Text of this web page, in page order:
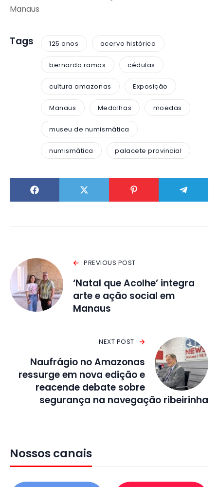
Manaus
Tags 125 anos acervo histórico
bernardo ramos cédulas
cultura amazonas Exposição
Manaus Medalhas moedas
museu de numismática
numismática palacete provincial
PREVIOUS POST
‘Natal que Acolhe’ integra
arte e ação social em
Manaus
NEXT POST
Naufrágio no Amazonas
ressurge em nova edição e
reacende debate sobre
segurança na navegação ribeirinha
Nossos canais